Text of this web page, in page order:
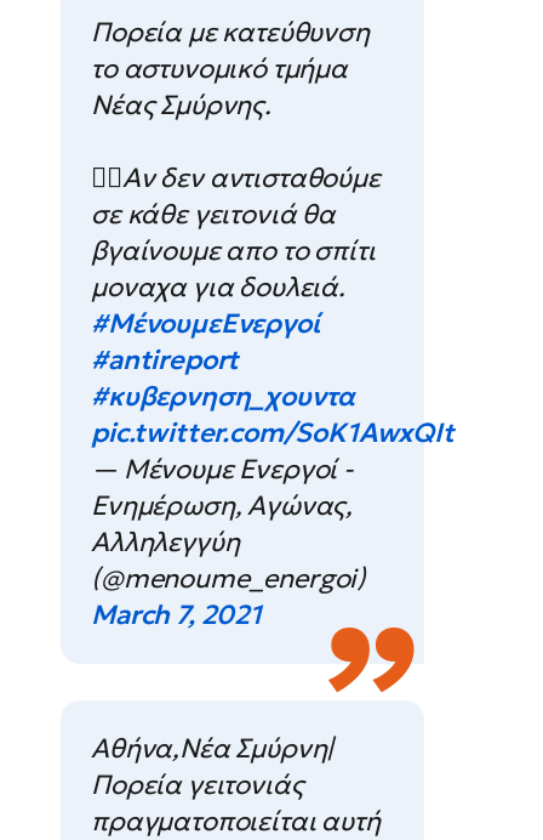
Πορεία με κατεύθυνση
το αστυνομικό τμήμα
Νέας Σμύρνης.
✊🏻Αν δεν αντισταθούμε
σε κάθε γειτονιά θα
βγαίνουμε απο το σπίτι
μοναχα για δουλειά.
#ΜένουμεΕνεργοί
#antireport
#κυβερνηση_χουντα
pic.twitter.com/SoK1AwxQIt
— Μένουμε Ενεργοί -
Ενημέρωση, Αγώνας,
Αλληλεγγύη
(@menoume_energoi)
March 7, 2021
Αθήνα,Νέα Σμύρνη|
Πορεία γειτονιάς
πραγματοποιείται αυτή